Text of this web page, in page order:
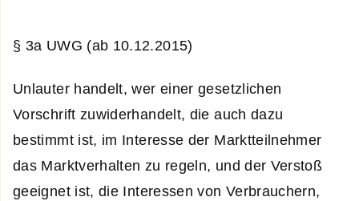
§ 3a UWG (ab 10.12.2015)
Unlauter handelt, wer einer gesetzlichen
Vorschrift zuwiderhandelt, die auch dazu
bestimmt ist, im Interesse der Marktteilnehmer
das Marktverhalten zu regeln, und der Verstoß
geeignet ist, die Interessen von Verbrauchern,